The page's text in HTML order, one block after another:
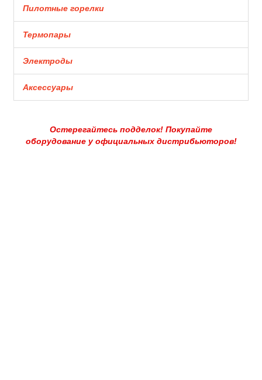
Пилотные горелки
Термопары
Электроды
Аксессуары
Остерегайтесь подделок! Покупайте
оборудование у официальных дистрибьюторов!